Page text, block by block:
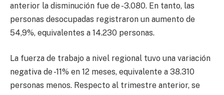
anterior la disminución fue de -3.080. En tanto, las
personas desocupadas registraron un aumento de
54,9%, equivalentes a 14.230 personas.
La fuerza de trabajo a nivel regional tuvo una variación
negativa de -11% en 12 meses, equivalente a 38.310
personas menos. Respecto al trimestre anterior, se